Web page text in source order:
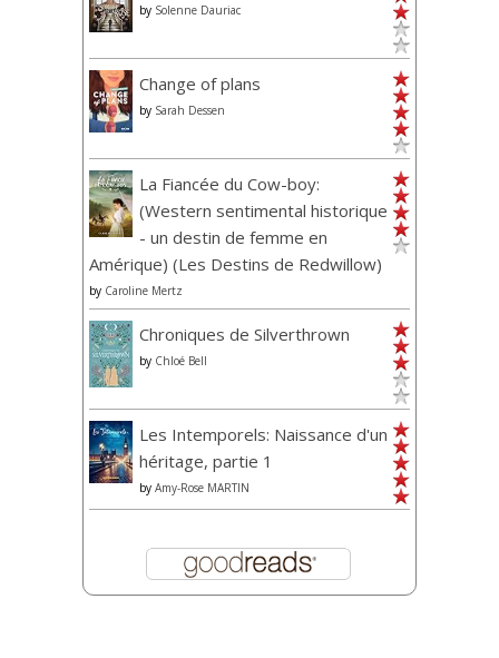
by Solenne Dauriac
Change of plans
by Sarah Dessen
La Fiancée du Cow-boy:
(Western sentimental historique
- un destin de femme en
Amérique) (Les Destins de Redwillow)
by Caroline Mertz
Chroniques de Silverthrown
by Chloé Bell
Les Intemporels: Naissance d'un
héritage, partie 1
by Amy-Rose MARTIN